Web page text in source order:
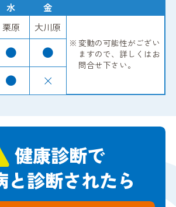
水
金
栗原 大川原
変動の可能性がござい
ますので、 詳しくはお
問合せ下さい。
● ●
● ×
健康診断で
と診断されたら